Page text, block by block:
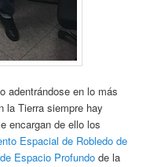
adentrándose en lo más
la Tierra siempre hay
encargan de ello los
Espacial de Robledo de
Espacio Profundo de la